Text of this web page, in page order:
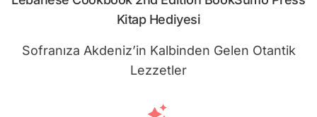
Kitap Hediyesi
Sofranıza Akdeniz’in Kalbinden Gelen Otantik
Lezzetler